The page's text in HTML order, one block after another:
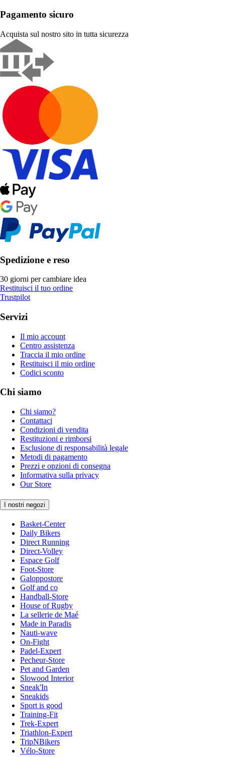
Pagamento sicuro
Acquista sul nostro sito in tutta sicurezza
Spedizione e reso
30 giorni per cambiare idea
Restituisci il tuo ordine
Trustpilot
Servizi
Il mio account
Centro assistenza
Traccia il mio ordine
Restituisci il mio ordine
Codici sconto
Chi siamo
Chi siamo?
Contattaci
Condizioni di vendita
Restituzioni e rimborsi
Esclusione di responsabilità legale
Metodi di pagamento
Prezzi e opzioni di consegna
Informativa sulla privacy
Our Store
I nostri negozi
Basket-Center
Daily Bikers
Direct Running
Direct-Volley
Espace Golf
Foot-Store
Galoppostore
Golf and co
Handball-Store
House of Rugby
La sellerie de Maé
Made in Paradis
Nauti-wave
On-Fight
Padel-Expert
Pecheur-Store
Pet and Garden
Slowood Interior
Sneak'In
Sneakids
Sport is good
Training-Fit
Trek-Expert
Triathlon-Expert
TripNBikers
Vélo-Store